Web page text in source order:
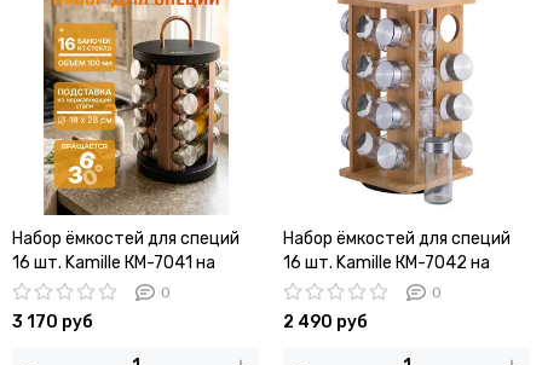
Набор ёмкостей для специй
16 шт. Kamille КМ-7041 на
круглой подставке0
3 170 руб
Набор ёмкостей для специй
16 шт. Kamille КМ-7042 на
прямоугольной бамбуковой
подставке
0
2 490 руб